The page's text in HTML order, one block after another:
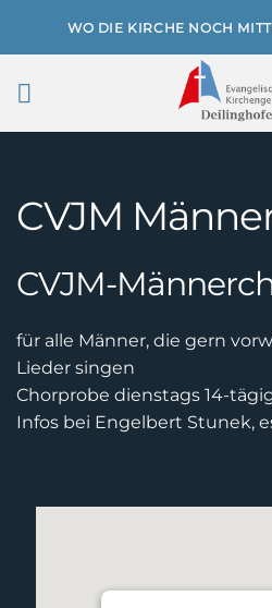
WO DIE KIRCHE NOCH
CVJM
CVJM-
für alle Männer, die gern
Lieder singen
Chorprobe dienstags 14-
Infos bei Engelbert Stunek,